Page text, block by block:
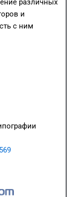
различных
и
с ним